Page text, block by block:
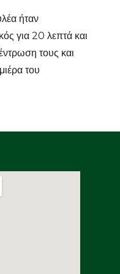
ήταν
για 20 λεπτά και
τους και
του